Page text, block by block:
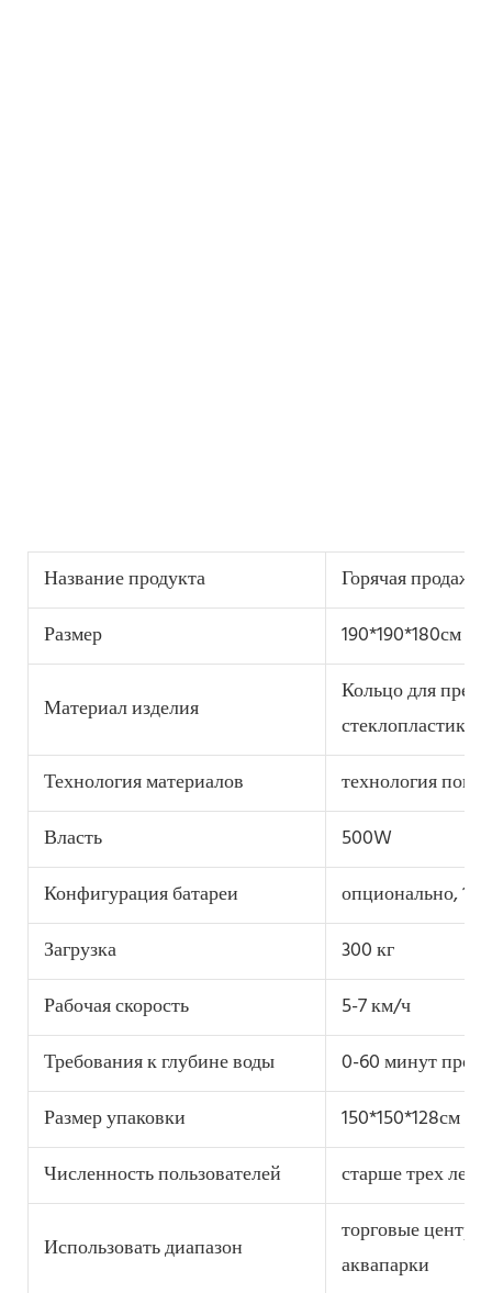
Название продукта
Горячая
Размер
190*190*180см
Материал изделия
Кольцо для
стеклопластика,
Технология материалов
технология
Власть
500W
Конфигурация батареи
опционально,
Загрузка
300 кг
Рабочая скорость
5-7 км/ч
Требования к глубине воды
0-60 минут
Размер упаковки
150*150*128см
Численность пользователей
старше трех лет
Использовать диапазон
торговые
аквапарки